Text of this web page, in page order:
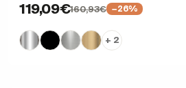
119,09€160,93€ −26%
+ 2